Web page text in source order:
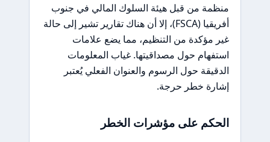
منظمة من قبل هيئة السلوك المالي في جنوب
أفريقيا (FSCA)، إلا أن هناك تقارير تشير إلى حالة
غير مؤكدة من التنظيم، مما يضع علامات
استفهام حول مصداقيتها. غياب المعلومات
الدقيقة حول الرسوم والعنوان الفعلي يُعتبر
إشارة خطر حرجة.
الحكم على مؤشرات الخطر